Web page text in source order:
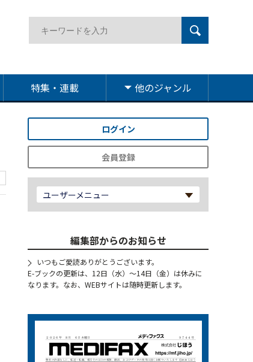
特集・連載 他のジャンル
ログイン
会員登録
ユーザーメニュー
編集部からのお知らせ
いつもご愛読ありがとうございます。
E-ブックの更新は、12日（水）～14日（金）は休みに
なります。なお、WEBサイトは随時更新します。